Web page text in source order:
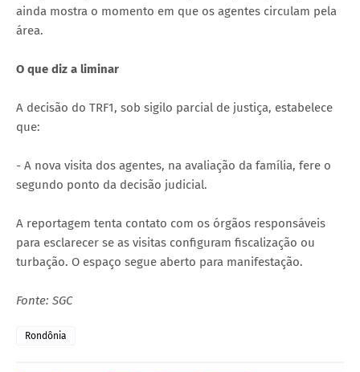
ainda mostra o momento em que os agentes circulam pela
área.
O que diz a liminar
A decisão do TRF1, sob sigilo parcial de justiça, estabelece
que:
- A nova visita dos agentes, na avaliação da família, fere o
segundo ponto da decisão judicial.
A reportagem tenta contato com os órgãos responsáveis
para esclarecer se as visitas configuram fiscalização ou
turbação. O espaço segue aberto para manifestação.
Fonte: SGC
Rondônia